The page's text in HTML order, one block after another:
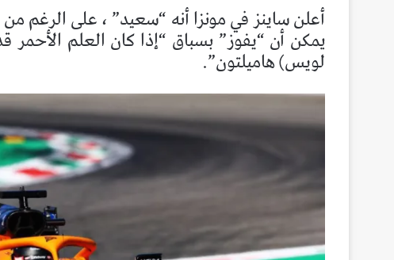
أعلن ساينز في مونزا أنه “سعيد” ، على الرغم
يمكن أن “يفوز” بسباق “إذا كان العلم الأحمر
لويس) هاميلتون”.